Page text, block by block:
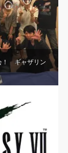
！ ギャザリン